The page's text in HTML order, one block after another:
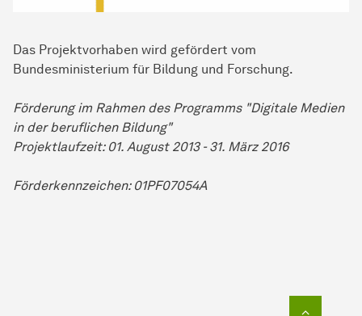
Das Projektvorhaben wird gefördert vom
Bundesministerium für Bildung und Forschung.
Förderung im Rahmen des Programms "Digitale Medien
in der beruflichen Bildung"
Projektlaufzeit: 01. August 2013 - 31. März 2016
Förderkennzeichen: 01PF07054A